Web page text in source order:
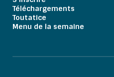
Téléchargements
Toutatice
Menu de la semaine